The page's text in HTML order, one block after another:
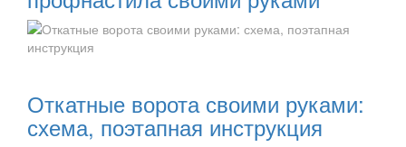
Откатные ворота своими руками:
схема, поэтапная инструкция